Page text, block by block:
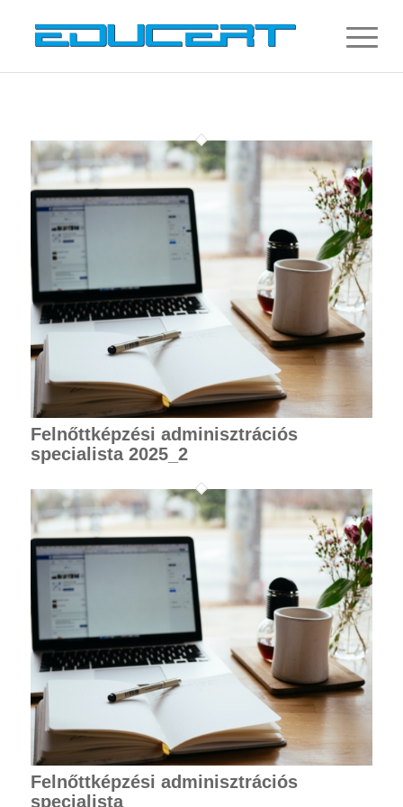
Felnőttképzési adminisztrációs
specialista 2025_2
Felnőttképzési adminisztrációs
specialista